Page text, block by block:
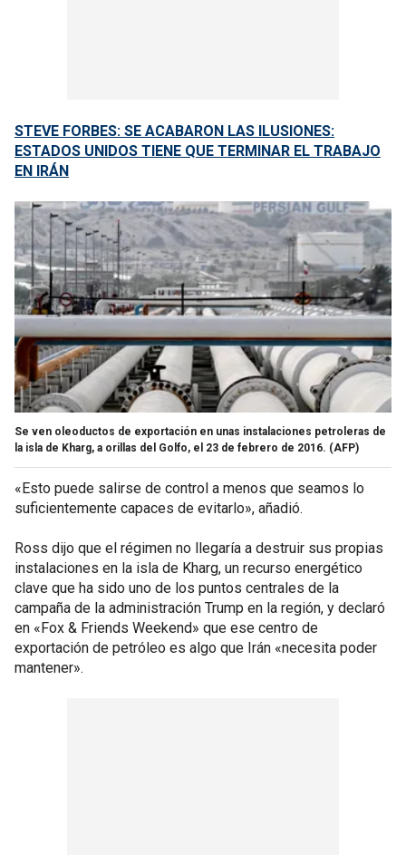
STEVE FORBES: SE ACABARON LAS ILUSIONES:
ESTADOS UNIDOS TIENE QUE TERMINAR EL TRABAJO
EN IRÁN
Se ven oleoductos de exportación en unas instalaciones petroleras de
la isla de Kharg, a orillas del Golfo, el 23 de febrero de 2016. (AFP)
«Esto puede salirse de control a menos que seamos lo
suficientemente capaces de evitarlo», añadió.
Ross dijo que el régimen no llegaría a destruir sus propias
instalaciones en la isla de Kharg, un recurso energético
clave que ha sido uno de los puntos centrales de la
campaña de la administración Trump en la región, y declaró
en «Fox & Friends Weekend» que ese centro de
exportación de petróleo es algo que Irán «necesita poder
mantener».